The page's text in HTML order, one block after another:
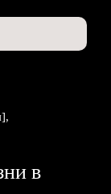
в